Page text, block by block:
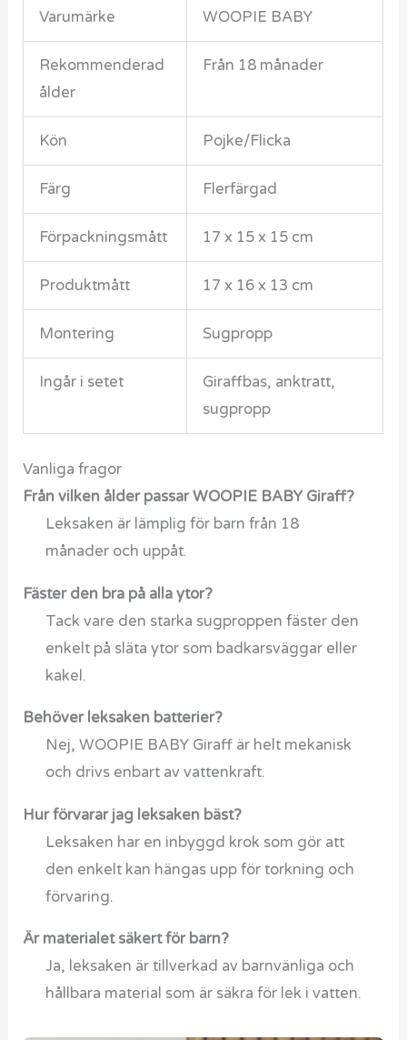
Varumärke WOOPIE BABY
Rekommenderad
ålder
Från 18 månader
Kön Pojke/Flicka
Färg Flerfärgad
Förpackningsmått 17 x 15 x 15 cm
Produktmått 17 x 16 x 13 cm
Montering Sugpropp
Ingår i setet
Giraffbas, anktratt,
sugpropp
Vanliga fragor
Från vilken ålder passar WOOPIE BABY Giraff?
Leksaken är lämplig för barn från 18
månader och uppåt.
Fäster den bra på alla ytor?
Tack vare den starka sugproppen fäster den
enkelt på släta ytor som badkarsväggar eller
kakel.
Behöver leksaken batterier?
Nej, WOOPIE BABY Giraff är helt mekanisk
och drivs enbart av vattenkraft.
Hur förvarar jag leksaken bäst?
Leksaken har en inbyggd krok som gör att
den enkelt kan hängas upp för torkning och
förvaring.
Är materialet säkert för barn?
Ja, leksaken är tillverkad av barnvänliga och
hållbara material som är säkra för lek i vatten.